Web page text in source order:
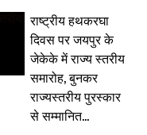
राष्ट्रीय हथकरघा
दिवस पर जयपुर के
जेकेके में राज्य स्तरीय
समारोह, बुनकर
राज्यस्तरीय पुरस्कार
से सम्मानित…